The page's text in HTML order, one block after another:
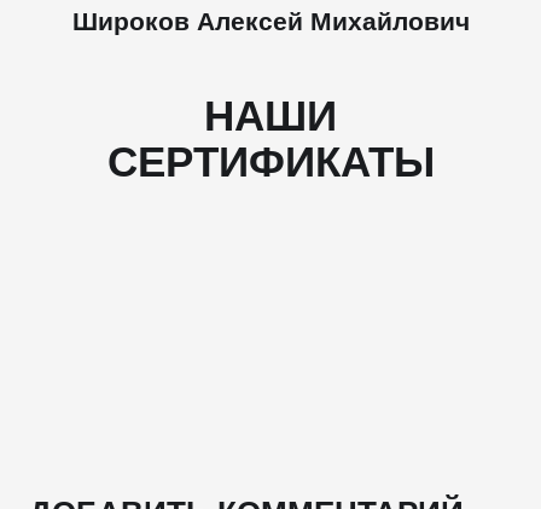
Широков Алексей Михайлович
НАШИ
СЕРТИФИКАТЫ